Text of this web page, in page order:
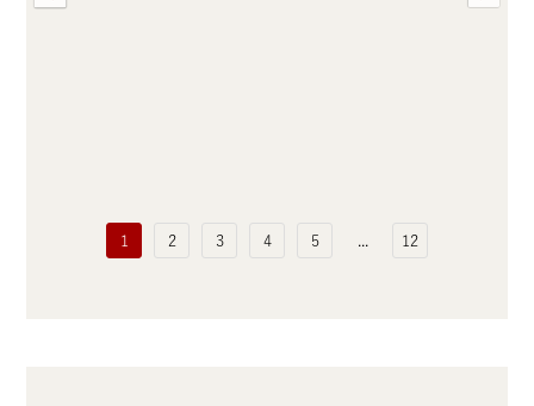
1 2 3 4 5 ... 12